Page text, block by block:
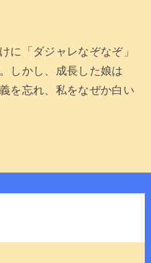
に「ダジャレなぞなぞ」
しかし、成長した娘は
を忘れ、私をなぜか白い